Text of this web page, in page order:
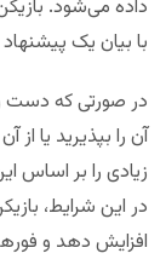
داده می‌شود.
با بیان یک
در صورتی که دست
آن را بپذیرید یا از
زیادی را بر اساس
در این شرایط،
افزایش دهد و